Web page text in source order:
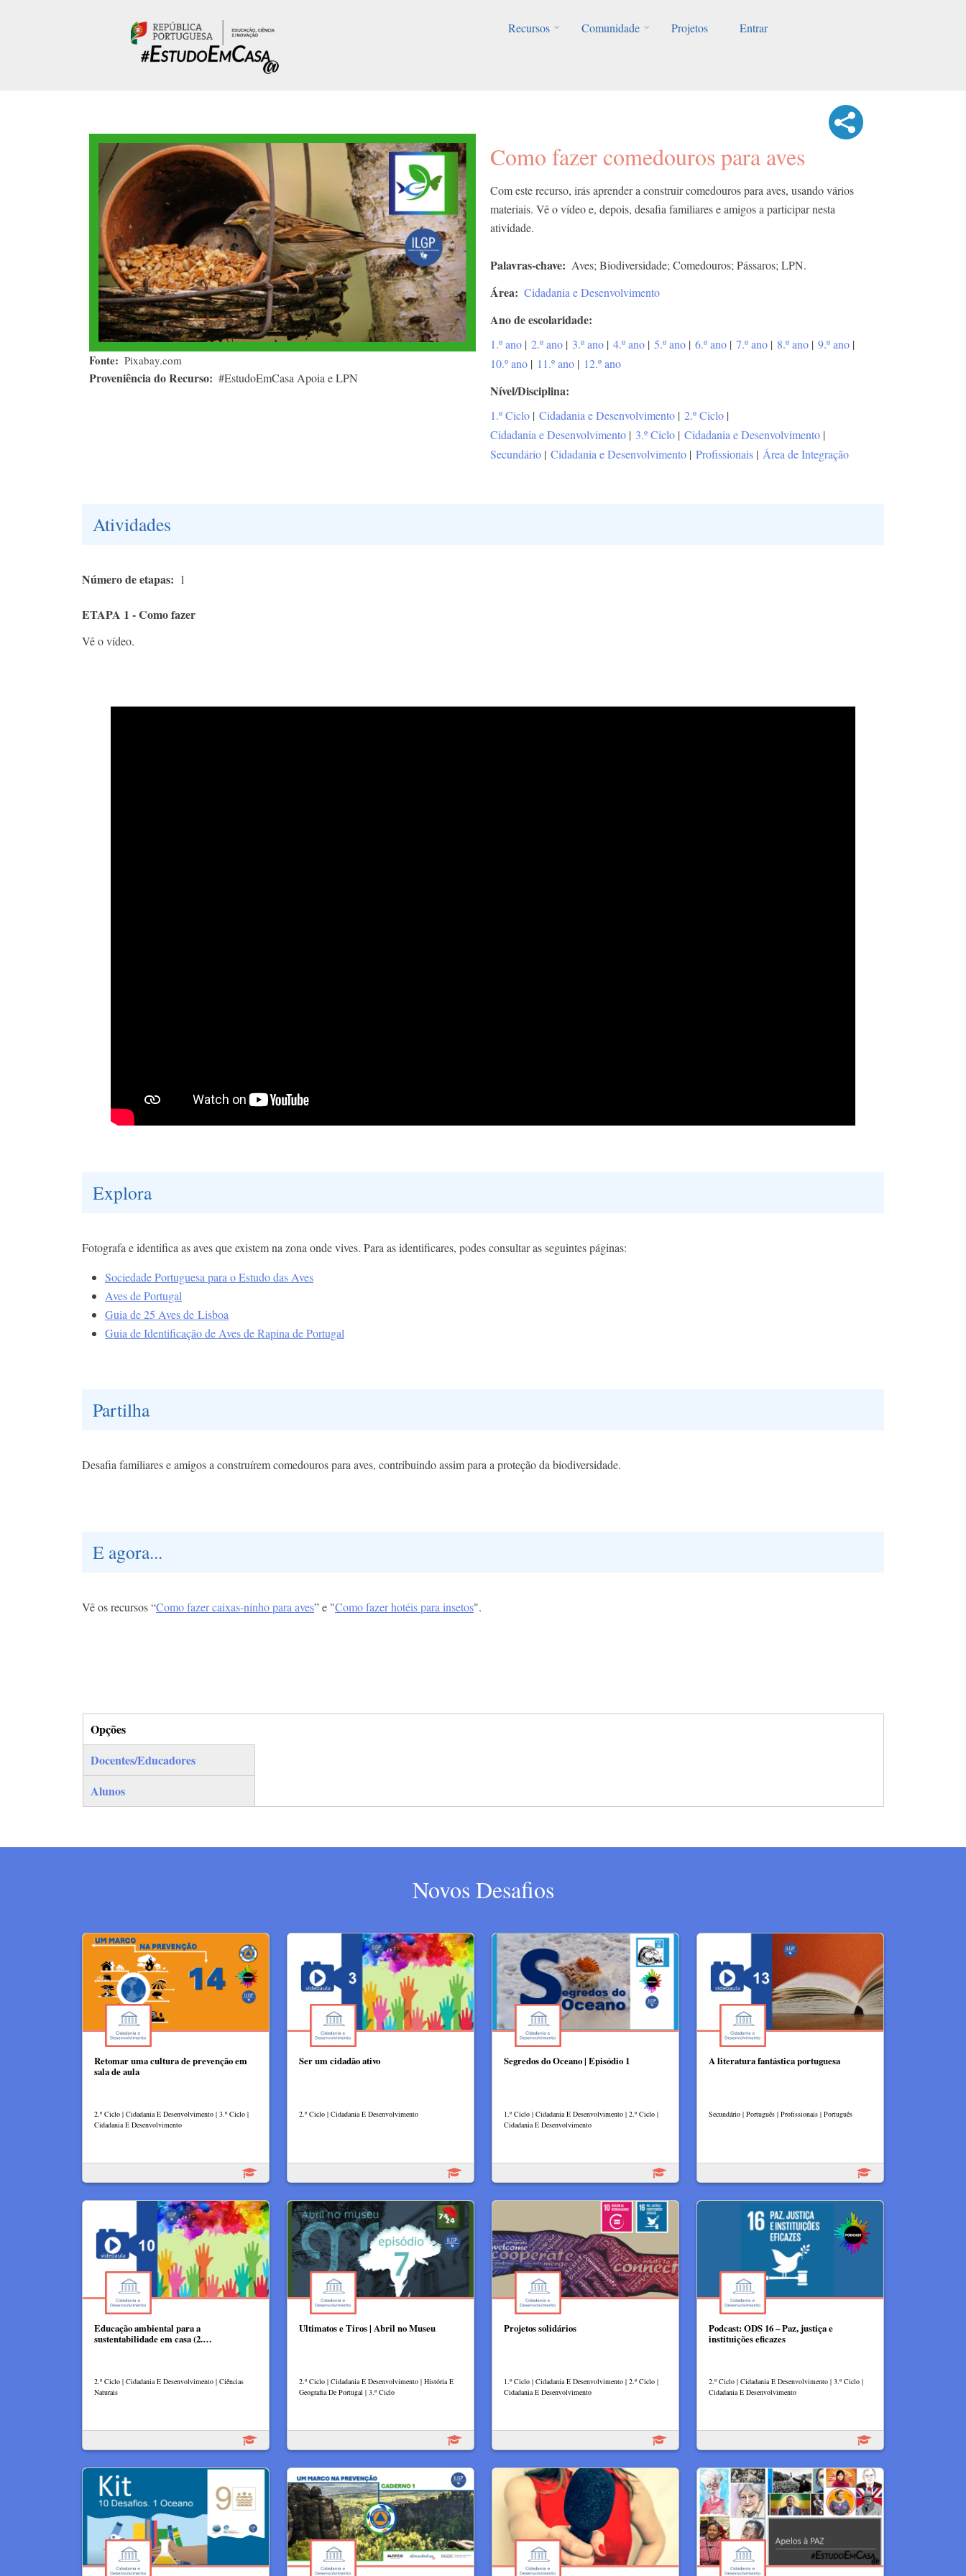
Recursos
Comunidade Projetos Entrar
Fonte Pixabay.com
Proveniência do Recurso #EstudoEmCasa Apoia e LPN
Como fazer comedouros para aves
Com este recurso, irás aprender a construir comedouros para aves, usando vários
materiais. Vê o vídeo e, depois, desafia familiares e amigos a participar nesta
atividade.
Palavras-chave Aves; Biodiversidade; Comedouros; Pássaros; LPN.
Área Cidadania e Desenvolvimento
Ano de escolaridade
1.º ano | 2.º ano | 3.º ano | 4.º ano | 5.º ano | 6.º ano | 7.º ano | 8.º ano | 9.º ano |
10.º ano | 11.º ano | 12.º ano
Nível/Disciplina
1.º Ciclo | Cidadania e Desenvolvimento | 2.º Ciclo |
Cidadania e Desenvolvimento | 3.º Ciclo | Cidadania e Desenvolvimento |
Secundário | Cidadania e Desenvolvimento | Profissionais | Área de Integração
Atividades
Número de etapas 1
ETAPA 1 - Como fazer
Vê o vídeo.
Explora
Fotografa e identifica as aves que existem na zona onde vives. Para as identificares, podes consultar as seguintes páginas:
Sociedade Portuguesa para o Estudo das Aves
Aves de Portugal
Guia de 25 Aves de Lisboa
Guia de Identificação de Aves de Rapina de Portugal
Partilha
Desafia familiares e amigos a construírem comedouros para aves, contribuindo assim para a proteção da biodiversidade.
E agora...
Vê os recursos “Como fazer caixas-ninho para aves” e "Como fazer hotéis para insetos".
Opções
(separador ativo)
Docentes/Educadores
Alunos
Novos Desafios
Retomar uma cultura de prevenção em
sala de aula
2.º Ciclo | Cidadania E Desenvolvimento | 3.º Ciclo |
Cidadania E Desenvolvimento
Ser um cidadão ativo
2.º Ciclo | Cidadania E Desenvolvimento
Segredos do Oceano | Episódio 1
1.º Ciclo | Cidadania E Desenvolvimento | 2.º Ciclo |
Cidadania E Desenvolvimento
A literatura fantástica portuguesa
Secundário | Português | Profissionais | Português
Educação ambiental para a
sustentabilidade em casa (2.…
2.º Ciclo | Cidadania E Desenvolvimento | Ciências
Naturais
Ultimatos e Tiros | Abril no Museu
2.º Ciclo | Cidadania E Desenvolvimento | História E
Geografia De Portugal | 3.º Ciclo
Projetos solidários
1.º Ciclo | Cidadania E Desenvolvimento | 2.º Ciclo |
Cidadania E Desenvolvimento
Podcast: ODS 16 – Paz, justiça e
instituições eficazes
2.º Ciclo | Cidadania E Desenvolvimento | 3.º Ciclo |
Cidadania E Desenvolvimento